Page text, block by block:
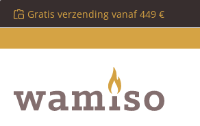
naar de hoofdinhoud
Ga naar de zoekopdracht
Ga naar de hoofdnavigatie
Gratis verzending vanaf 449 €